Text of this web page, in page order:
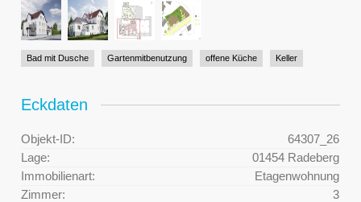
Bad mit Dusche Gartenmitbenutzung offene Küche Keller
Eckdaten
Objekt-ID:
64307_26
Lage:
01454 Radeberg
Immobilienart:
Etagenwohnung
Zimmer:
3